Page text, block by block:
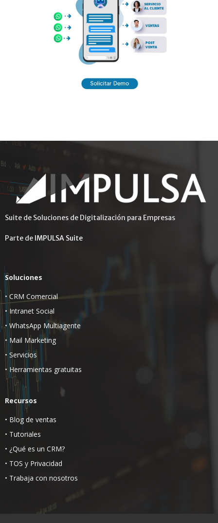
Suite de Soluciones de Digitalización para Empresas
Parte de IMPULSA Suite
Soluciones
•CRM Comercial
• Intranet Social
• WhatsApp Multiagente
• Mail Marketing
• Servicios
• Herramientas gratuitas
Recursos
• Blog de ventas
• Tutoriales
• ¿Qué es un CRM?
• TOS y Privacidad
• Trabaja con nosotros